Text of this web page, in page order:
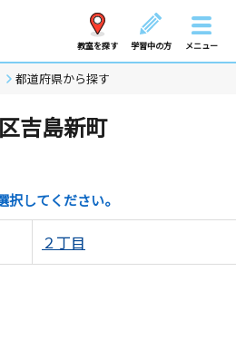
教室を探す 学習中の方 メニュー
都道府県から探す
吉島新町
してください。
２丁目